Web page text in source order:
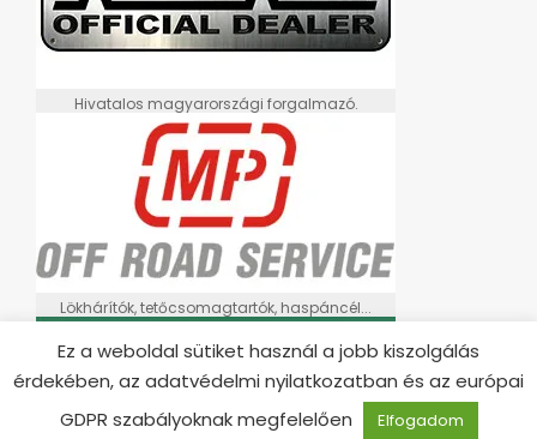
Hivatalos magyarországi forgalmazó.
Lökhárítók, tetőcsomagtartók, haspáncél...
Ez a weboldal sütiket használ a jobb kiszolgálás
érdekében, az adatvédelmi nyilatkozatban és az európai
GDPR szabályoknak megfelelően
Elfogadom